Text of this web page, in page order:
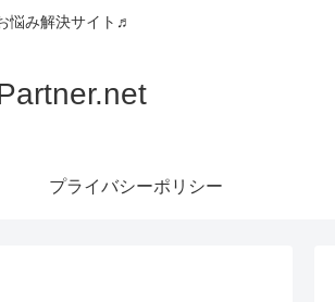
悩み解決サイト♬
プライバシーポリシー